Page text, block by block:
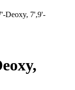
Deoxy, 7',9'-